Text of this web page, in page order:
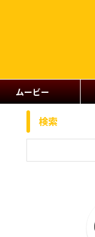
ムービー
検索